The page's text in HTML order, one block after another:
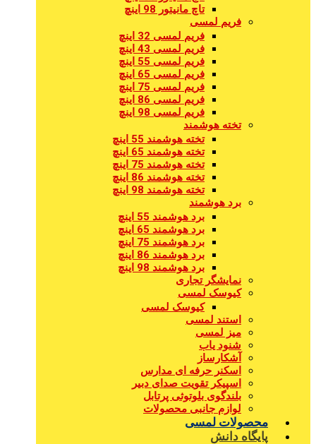
تاچ مانیتور 98 اینچ
فریم لمسی
فریم لمسی 32 اینچ
فریم لمسی 43 اینچ
فریم لمسی 55 اینچ
فریم لمسی 65 اینچ
فریم لمسی 75 اینچ
فریم لمسی 86 اینچ
فریم لمسی 98 اینچ
تخته هوشمند
تخته هوشمند 55 اینچ
تخته هوشمند 65 اینچ
تخته هوشمند 75 اینچ
تخته هوشمند 86 اینچ
تخته هوشمند 98 اینچ
برد هوشمند
برد هوشمند 55 اینچ
برد هوشمند 65 اینچ
برد هوشمند 75 اینچ
برد هوشمند 86 اینچ
برد هوشمند 98 اینچ
نمایشگر تجاری
کیوسک لمسی
کیوسک لمسی
استند لمسی
میز لمسی
شنود یاب
آشکارساز
اسکنر حرفه ای مدارس
اسپیکر تقویت صدای دبیر
بلندگوی بلوتوثی پرتابل
لوازم جانبی محصولات
محصولات لمسی
پایگاه دانش